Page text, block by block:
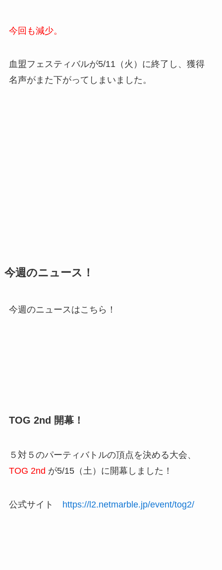
今回も減少。
血盟フェスティバルが5/11（火）に終了し、獲得
名声がまた下がってしまいました。
今週のニュース！
今週のニュースはこちら！
TOG 2nd 開幕！
５対５のパーティバトルの頂点を決める大会、
TOG 2nd が5/15（土）に開幕しました！
公式サイト https://l2.netmarble.jp/event/tog2/